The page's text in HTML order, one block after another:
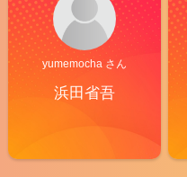
yumemocha さん
浜田省吾